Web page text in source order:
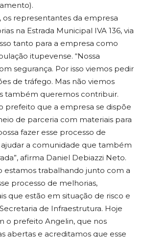
representantes da empresa
na Estrada Municipal IVA 136, via
tanto para a empresa como
itupevense. “Nossa
segurança. Por isso viemos pedir
de tráfego. Mas não viemos
também queremos contribuir.
prefeito que a empresa se dispõe
de parceria com materiais para
fazer esse processo de
a comunidade que também
afirma Daniel Debiazzi Neto.
estamos trabalhando junto com a
processo de melhorias,
que estão em situação de risco e
de Infraestrutura. Hoje
o prefeito Angelin, que nos
abertas e acreditamos que esse